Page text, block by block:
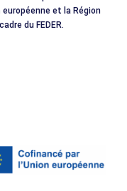
et la Région
du FEDER.